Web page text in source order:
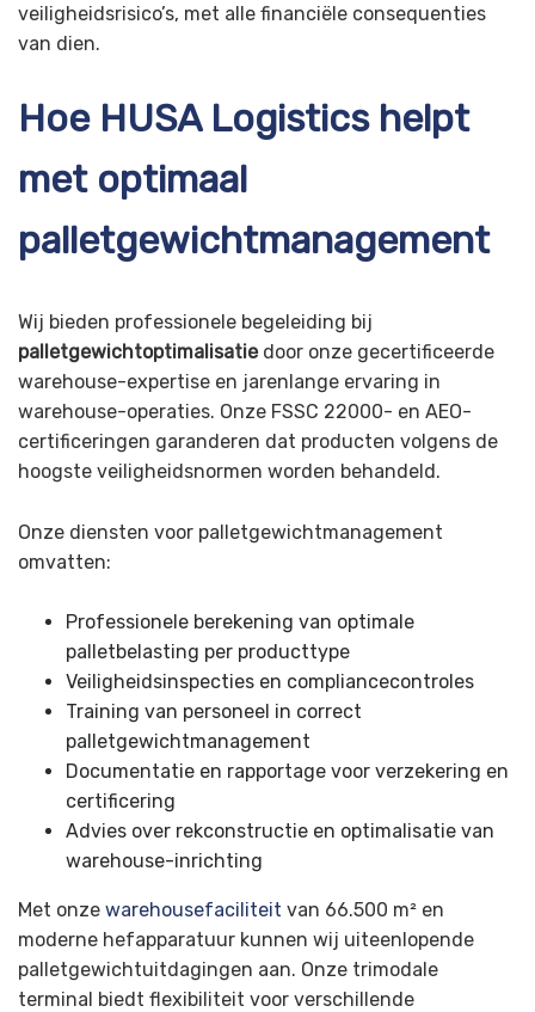
veiligheidsrisico’s, met alle financiële consequenties
van dien.
Hoe HUSA Logistics helpt
met optimaal
palletgewichtmanagement
Wij bieden professionele begeleiding bij
palletgewichtoptimalisatiedoor onze gecertificeerde
warehouse-expertise en jarenlange ervaring in
warehouse-operaties. Onze FSSC 22000- en AEO-
certificeringen garanderen dat producten volgens de
hoogste veiligheidsnormen worden behandeld.
Onze diensten voor palletgewichtmanagement
omvatten:
Professionele berekening van optimale
palletbelasting per producttype
Veiligheidsinspecties en compliancecontroles
Training van personeel in correct
palletgewichtmanagement
Documentatie en rapportage voor verzekering en
certificering
Advies over rekconstructie en optimalisatie van
warehouse-inrichting
Met onze warehousefaciliteit van 66.500 m² en
moderne hefapparatuur kunnen wij uiteenlopende
palletgewichtuitdagingen aan. Onze trimodale
terminal biedt flexibiliteit voor verschillende